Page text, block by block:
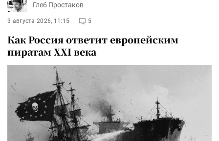
Глеб Простаков
3 августа 2026, 11:15 5
Как Россия ответит европейским
пиратам XXI века